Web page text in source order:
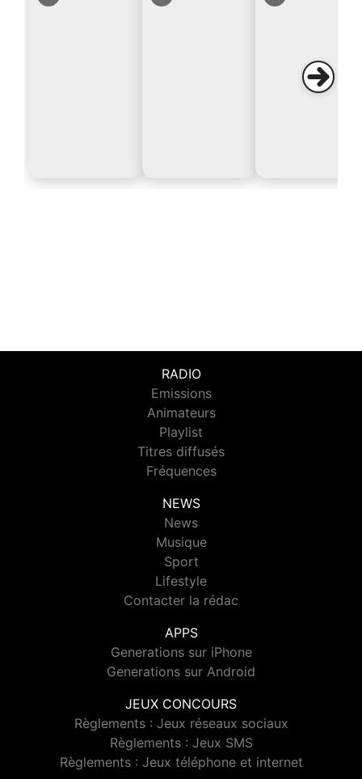
RADIO
Emissions
Animateurs
Playlist
Titres diffusés
Fréquences
NEWS
News
Musique
Sport
Lifestyle
Contacter la rédac
APPS
Generations sur iPhone
Generations sur Android
JEUX CONCOURS
Règlements : Jeux réseaux sociaux
Règlements : Jeux SMS
Règlements : Jeux téléphone et internet